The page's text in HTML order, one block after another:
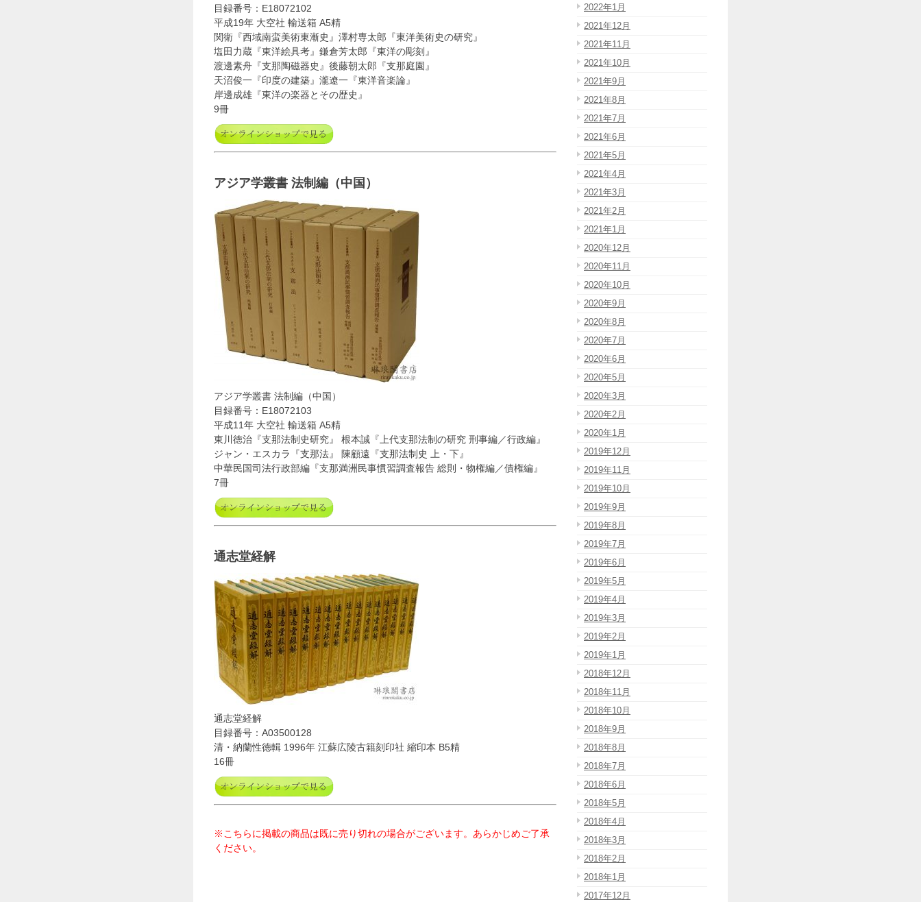
目録番号：E18072102
平成19年 大空社 輸送箱 A5精
関衛『西域南蛮美術東漸史』澤村専太郎『東洋美術史の研究』
塩田力蔵『東洋絵具考』鎌倉芳太郎『東洋の彫刻』
渡邊素舟『支那陶磁器史』後藤朝太郎『支那庭園』
天沼俊一『印度の建築』瀧遼一『東洋音楽論』
岸邊成雄『東洋の楽器とその歴史』
9冊
アジア学叢書 法制編（中国）
アジア学叢書 法制編（中国）
目録番号：E18072103
平成11年 大空社 輸送箱 A5精
東川徳治『支那法制史研究』 根本誠『上代支那法制の研究 刑事編／行政編』
ジャン・エスカラ『支那法』 陳顧遠『支那法制史 上・下』
中華民国司法行政部編『支那満洲民事慣習調査報告 総則・物権編／債権編』
7冊
通志堂経解
通志堂経解
目録番号：A03500128
清・納蘭性徳輯 1996年 江蘇広陵古籍刻印社 縮印本 B5精
16冊
※こちらに掲載の商品は既に売り切れの場合がございます。あらかじめご了承
ください。
2022年1月
2021年12月
2021年11月
2021年10月
2021年9月
2021年8月
2021年7月
2021年6月
2021年5月
2021年4月
2021年3月
2021年2月
2021年1月
2020年12月
2020年11月
2020年10月
2020年9月
2020年8月
2020年7月
2020年6月
2020年5月
2020年3月
2020年2月
2020年1月
2019年12月
2019年11月
2019年10月
2019年9月
2019年8月
2019年7月
2019年6月
2019年5月
2019年4月
2019年3月
2019年2月
2019年1月
2018年12月
2018年11月
2018年10月
2018年9月
2018年8月
2018年7月
2018年6月
2018年5月
2018年4月
2018年3月
2018年2月
2018年1月
2017年12月